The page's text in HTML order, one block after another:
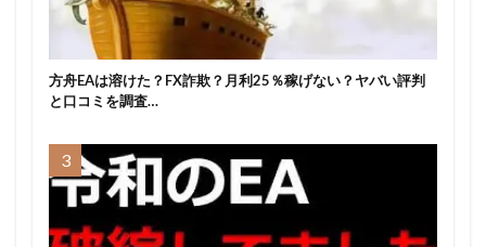
方舟EAは溶けた？FX詐欺？月利25％稼げない？ヤバい評判
と口コミを調査…